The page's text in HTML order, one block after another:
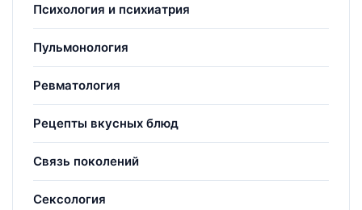
Психология и психиатрия
Пульмонология
Ревматология
Рецепты вкусных блюд
Связь поколений
Сексология